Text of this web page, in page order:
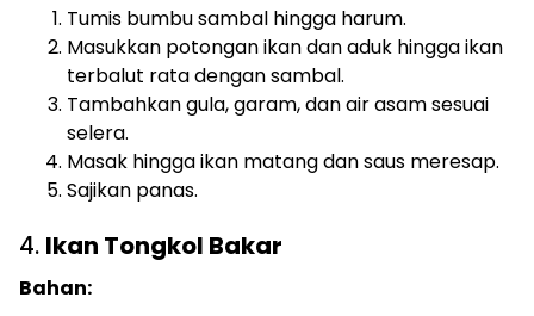
Tumis bumbu sambal hingga harum.
Masukkan potongan ikan dan aduk hingga ikan
terbalut rata dengan sambal.
Tambahkan gula, garam, dan air asam sesuai
selera.
Masak hingga ikan matang dan saus meresap.
Sajikan panas.
4. Ikan Tongkol Bakar
Bahan: